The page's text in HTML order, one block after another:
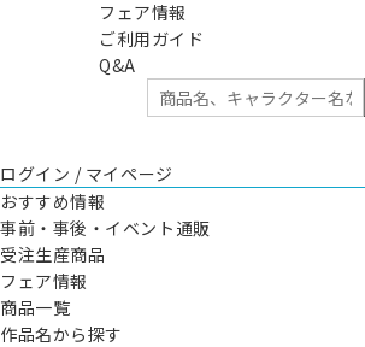
フェア情報
ご利用ガイド
Q&A
ログイン / マイページ
おすすめ情報
事前・事後・イベント通販
受注生産商品
フェア情報
商品一覧
作品名から探す